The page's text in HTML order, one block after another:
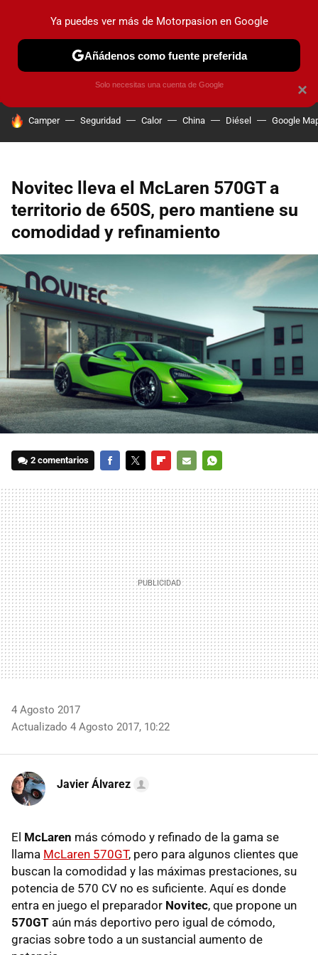
PRUEBAS COCHES ELÉCTRICOS OBSERVATORIO
HOY SE HABLA DE
Camper Seguridad Calor China Diésel Google
Novitec lleva el McLaren 570GT a
territorio de 650S, pero mantiene su
comodidad y refinamiento
2 comentarios
MAIL
4 Agosto 2017
Actualizado 4 Agosto 2017, 10:22
Javier Álvarez
El McLaren más cómodo y refinado de la gama se
llama McLaren 570GT, pero para algunos clientes que
buscan la comodidad y las máximas prestaciones, su
potencia de 570 CV no es suficiente. Aquí es donde
entra en juego el preparador Novitec, que propone un
570GT aún más deportivo pero igual de cómodo,
gracias sobre todo a un sustancial aumento de
×
Ya puedes ver más de Motorpasion en Google
Añádenos como fuente preferida
Solo necesitas una cuenta de Google